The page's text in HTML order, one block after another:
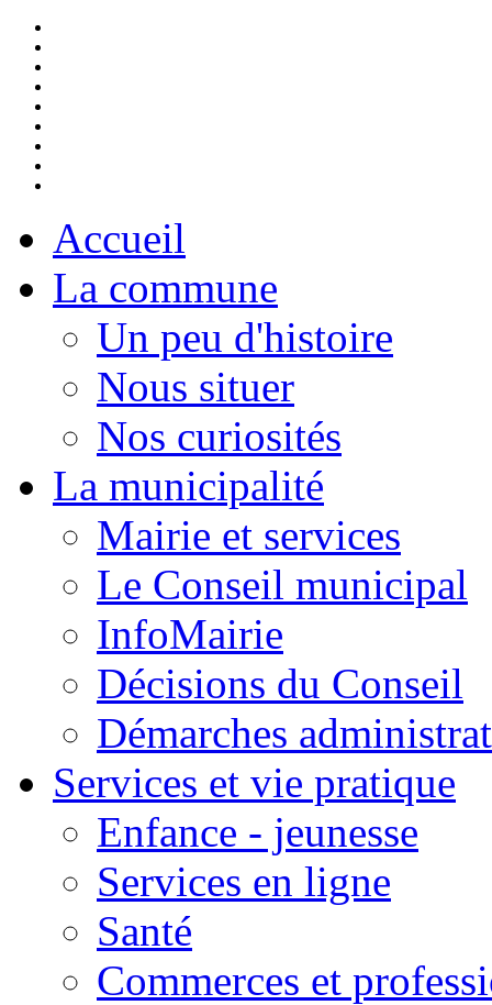
Accueil
La commune
Un peu d'histoire
Nous situer
Nos curiosités
La municipalité
Mairie et services
Le Conseil municipal
InfoMairie
Décisions du Conseil
Démarches
Services et vie pratique
Enfance - jeunesse
Services en ligne
Santé
Commerces et